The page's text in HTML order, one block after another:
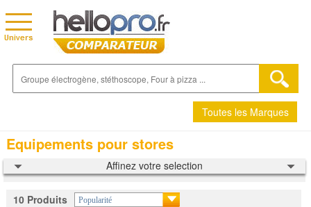
Toutes les Marques
Affinez votre selection
Equipements pour stores
10 Produits Popularité